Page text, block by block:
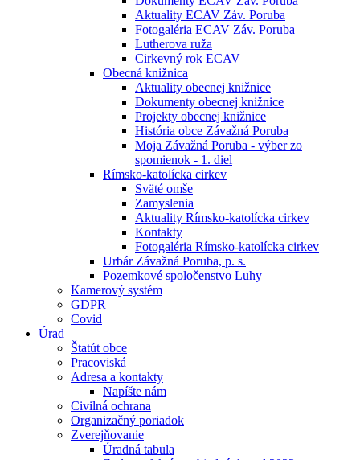
Aktuality ECAV Záv. Poruba
Fotogaléria ECAV Záv. Poruba
Lutherova ruža
Cirkevný rok ECAV
Obecná knižnica
Aktuality obecnej knižnice
Dokumenty obecnej knižnice
Projekty obecnej knižnice
História obce Závažná Poruba
Moja Závažná Poruba - výber zo
spomienok - 1. diel
Rímsko-katolícka cirkev
Sväté omše
Zamyslenia
Aktuality Rímsko-katolícka cirkev
Kontakty
Fotogaléria Rímsko-katolícka cirkev
Urbár Závažná Poruba, p. s.
Pozemkové spoločenstvo Luhy
Kamerový systém
GDPR
Covid
Úrad
Štatút obce
Pracoviská
Adresa a kontakty
Napíšte nám
Civilná ochrana
Organizačný poriadok
Zverejňovanie
Úradná tabula